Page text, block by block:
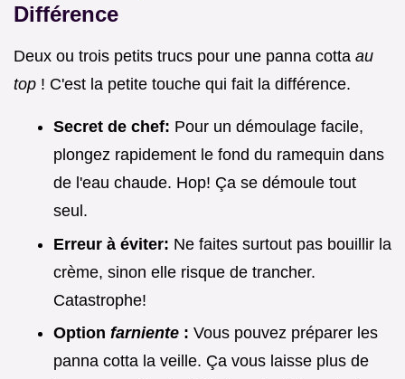
Différence
Deux ou trois petits trucs pour une panna cotta au
top ! C'est la petite touche qui fait la différence.
Secret de chef: Pour un démoulage facile,
plongez rapidement le fond du ramequin dans
de l'eau chaude. Hop! Ça se démoule tout
seul.
Erreur à éviter: Ne faites surtout pas bouillir la
crème, sinon elle risque de trancher.
Catastrophe!
Option farniente : Vous pouvez préparer les
panna cotta la veille. Ça vous laisse plus de